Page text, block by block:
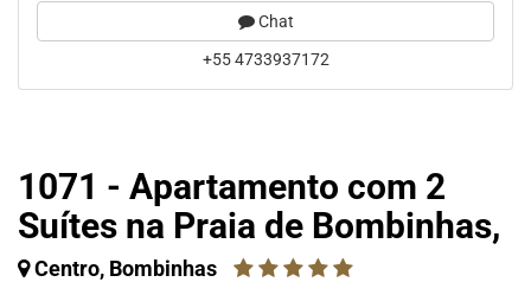
1071 - Apartamento com 2
Suítes na Praia de Bombinhas,
Centro, Bombinhas
Chat
+55 4733937172